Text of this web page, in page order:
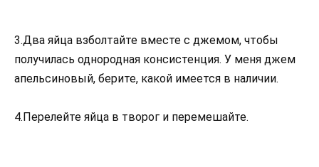
3.Два яйца взболтайте вместе с джемом, чтобы
получилась однородная консистенция. У меня джем
апельсиновый, берите, какой имеется в наличии.
4.Перелейте яйца в творог и перемешайте.